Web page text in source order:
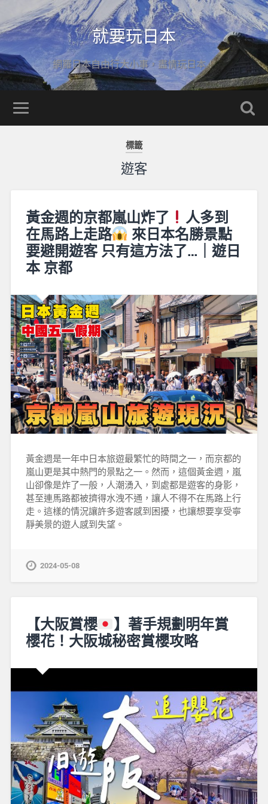
就要玩日本
網羅日本自由行大小事，盡情玩日本！
標籤
遊客
黃金週的京都嵐山炸了
人多到
在馬路上走路
來日本名勝景點
要避開遊客 只有這方法了…｜遊日
本 京都
黃金週是一年中日本旅遊最繁忙的時間之一，而京都的
嵐山更是其中熱門的景點之一。然而，這個黃金週，嵐
山卻像是炸了一般，人潮湧入，到處都是遊客的身影，
甚至連馬路都被擠得水洩不通，讓人不得不在馬路上行
走。這樣的情況讓許多遊客感到困擾，也讓想要享受寧
靜美景的遊人感到失望。
2024-05-08
【大阪賞櫻
】著手規劃明年賞
櫻花！大阪城秘密賞櫻攻略